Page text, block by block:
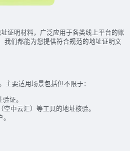
证明材料，广泛应用于各类线上平台的账
我们都能为您提供符合规范的地址证明文
要适用场景包括但不限于：
证。
中云汇）等工具的地址核验。